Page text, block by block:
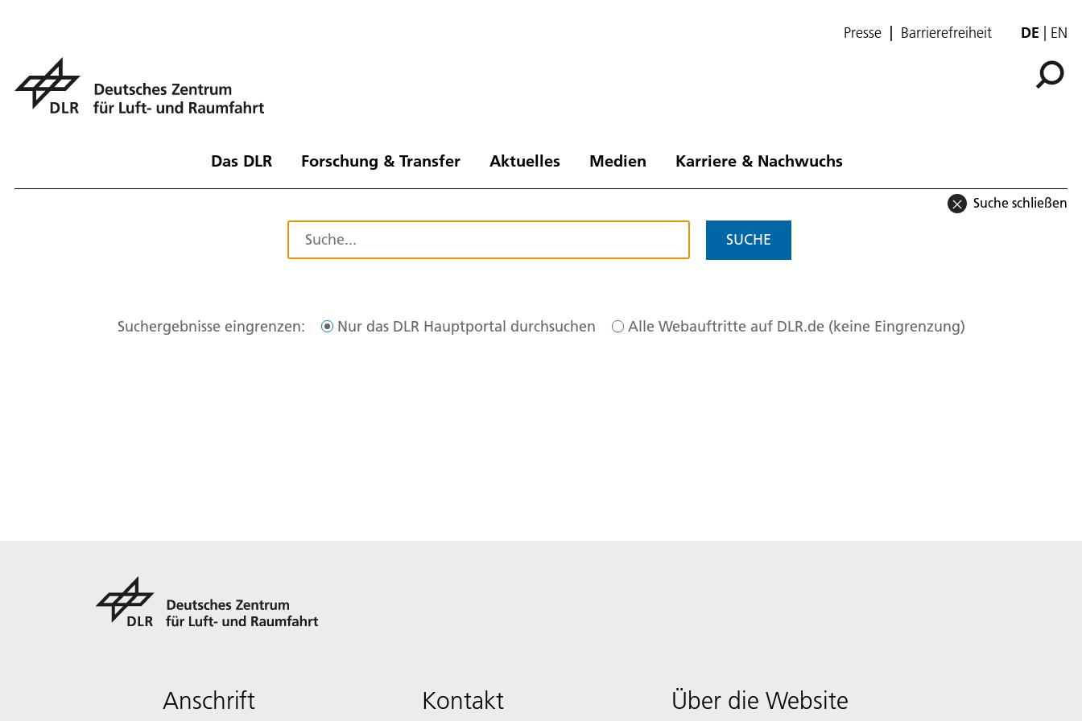
Presse Barrierefreiheit DE EN
Das DLR Forschung & Transfer Aktuelles Medien Karriere & Nachwuchs
Suche schließen
SUCHE
Suchergebnisse eingrenzen: Nur das DLR Hauptportal durchsuchen Alle Webauftritte auf DLR.de (keine Eingrenzung)
Anschrift Kontakt Über die Website